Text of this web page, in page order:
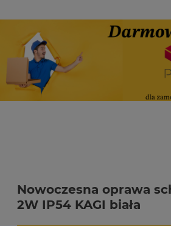
Nowoczesna oprawa
2W IP54 KAGI biała